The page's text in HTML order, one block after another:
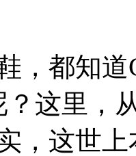
，都知
？这里，
，这世